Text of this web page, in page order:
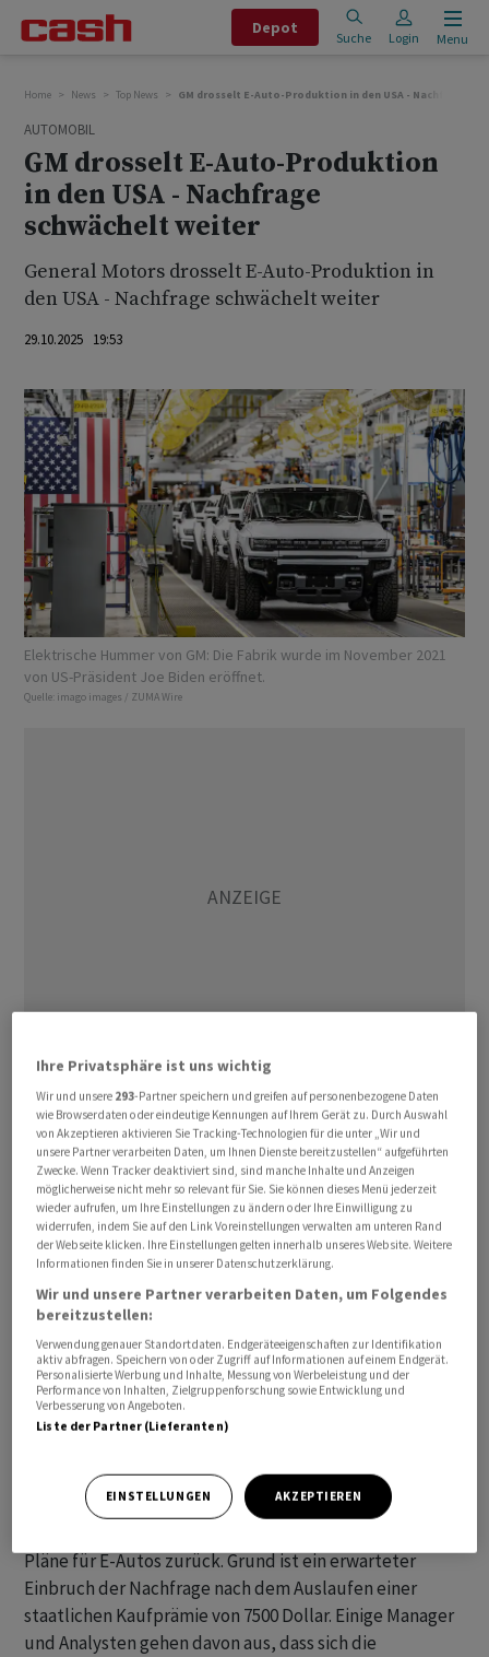
Depot
Suche Login Menu
Home News Top News GM drosselt E-Auto-Produktion in den USA - Nachfrage
AUTOMOBIL
GM drosselt E-Auto-Produktion
in den USA - Nachfrage
schwächelt weiter
General Motors drosselt E-Auto-Produktion in
den USA - Nachfrage schwächelt weiter
29.10.2025 19:53
Elektrische Hummer von GM: Die Fabrik wurde im November 2021
von US-Präsident Joe Biden eröffnet.
Quelle: imago images / ZUMA Wire
General Motorsreagiert auf eine schwächelnde
Nachfrage nach Elektroautos mit einer massiven
Drosselung seiner Produktion in den USA. Die Fertigung
im E-Auto-Werk in Detroit werde ab Januar halbiert,
teilte der Autobauer am Mittwoch mit. Zudem werde
die Herstellung von Batteriezellen in zwei Werken in
den Bundesstaaten Tennessee und Ohio für rund ein
halbes Jahr ausgesetzt. Infolge der
Produktionskürzungen streicht der Konzern in Detroit
zudem 1200 Stellen. In den Batteriewerken werden
rund 1550 Mitarbeiter befristet und weitere 550
unbefristet entlassen.
langsamere Einführung von E-Autos und ein sich
wandelndes regulatorisches Umfeld», erklärte
Pläne für E-Autos zurück. Grund ist ein erwarteter
Einbruch der Nachfrage nach dem Auslaufen einer
staatlichen Kaufprämie von 7500 Dollar. Einige Manager
und Analysten gehen davon aus, dass sich die
Ihre Privatsphäre ist uns wichtig
Wir und unsere 293-Partner speichern und greifen auf personenbezogene Daten
wie Browserdaten oder eindeutige Kennungen auf Ihrem Gerät zu. Durch Auswahl
von Akzeptieren aktivieren Sie Tracking-Technologien für die unter „Wir und
unsere Partner verarbeiten Daten, um Ihnen Dienste bereitzustellen“ aufgeführten
Zwecke. Wenn Tracker deaktiviert sind, sind manche Inhalte und Anzeigen
möglicherweise nicht mehr so relevant für Sie. Sie können dieses Menü jederzeit
wieder aufrufen, um Ihre Einstellungen zu ändern oder Ihre Einwilligung zu
widerrufen, indem Sie auf den Link Voreinstellungen verwalten am unteren Rand
der Webseite klicken. Ihre Einstellungen gelten innerhalb unseres Website. Weitere
Informationen finden Sie in unserer Datenschutzerklärung.
Wir und unsere Partner verarbeiten Daten, um Folgendes
bereitzustellen:
Verwendung genauer Standortdaten. Endgeräteeigenschaften zur Identifikation
aktiv abfragen. Speichern von oder Zugriff auf Informationen auf einem Endgerät.
Personalisierte Werbung und Inhalte, Messung von Werbeleistung und der
Performance von Inhalten, Zielgruppenforschung sowie Entwicklung und
Verbesserung von Angeboten.
Liste der Partner (Lieferanten)
EINSTELLUNGEN AKZEPTIEREN